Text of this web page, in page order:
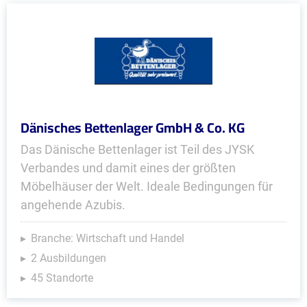
Dänisches Bettenlager GmbH & Co. KG
Das Dänische Bettenlager ist Teil des JYSK
Verbandes und damit eines der größten
Möbelhäuser der Welt. Ideale Bedingungen für
angehende Azubis.
Branche: Wirtschaft und Handel
2 Ausbildungen
45 Standorte